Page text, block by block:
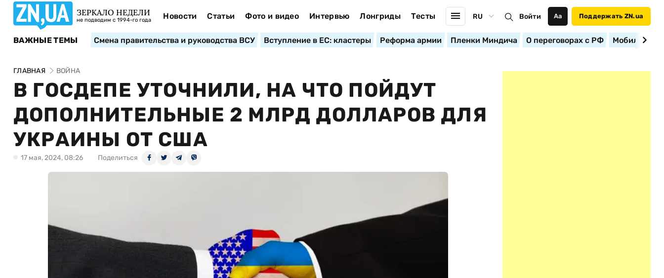
ЗЕРКАЛО НЕДЕЛИ
не подводим с 1994-го года Новости Статьи Фото и видео Интервью Лонгриды Тесты RU Войти Аа Поддержать ZN.ua
ВАЖНЫЕ ТЕМЫ Смена правительства и руководства ВСУ Вступление в ЕС: кластеры Реформа армии Пленки Миндича О переговорах с РФ
ГЛАВНАЯ ВОЙНА
В ГОСДЕПЕ УТОЧНИЛИ, НА ЧТО ПОЙДУТ
ДОПОЛНИТЕЛЬНЫЕ 2 МЛРД ДОЛЛАРОВ ДЛЯ
УКРАИНЫ ОТ США
17 мая, 2024, 08:26 Поделиться